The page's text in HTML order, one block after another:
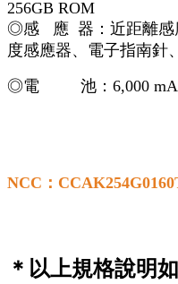
256GB ROM
◎感 應 器：近距離感
度感應器、電子指南針
◎電 池：6,000 mAh
NCC：
＊以上規格說明